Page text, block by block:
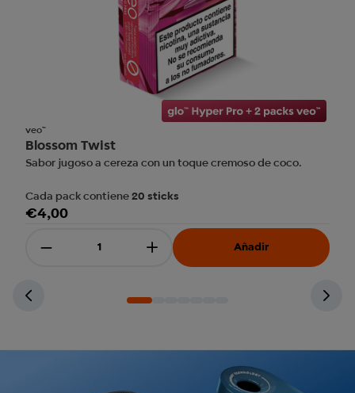
veo™
Blossom Twist
Sabor jugoso a cereza con un toque cremoso de coco.
Cada pack contiene 20 sticks
€4,00
Disminuir cantidad
Aumentar cantidad
Añadir